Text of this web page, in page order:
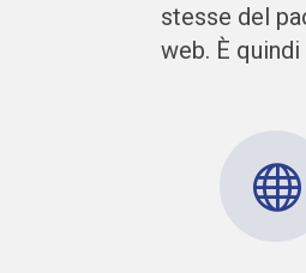
stesse del
web. È
